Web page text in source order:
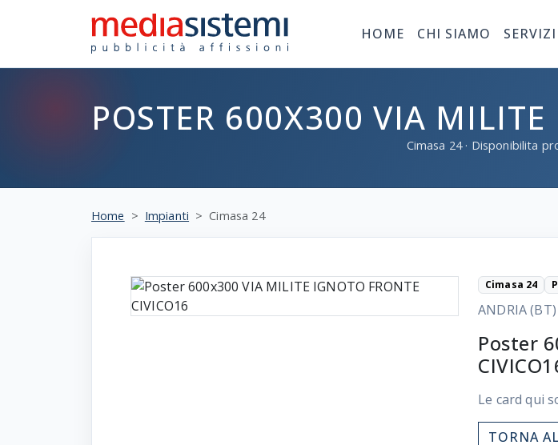
HOME CHI SIAMO SERVIZI
POSTER 600X300 VIA
Cimasa 24· Disponibilita
Home Impianti Cimasa 24
Cimasa 24
ANDRIA (BT)
Poster
Le card qui
TORNA